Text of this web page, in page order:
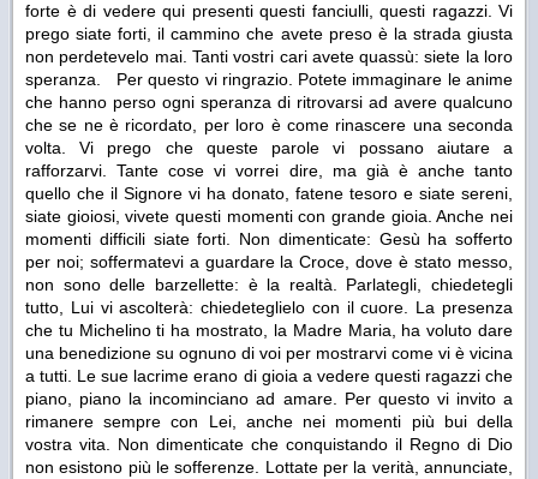
forte è di vedere qui presenti questi fanciulli, questi ragazzi. Vi
prego siate forti, il cammino che avete preso è la strada giusta
non perdetevelo mai. Tanti vostri cari avete quassù: siete la loro
speranza. Per questo vi ringrazio. Potete immaginare le anime
che hanno perso ogni speranza di ritrovarsi ad avere qualcuno
che se ne è ricordato, per loro è come rinascere una seconda
volta. Vi prego che queste parole vi possano aiutare a
rafforzarvi. Tante cose vi vorrei dire, ma già è anche tanto
quello che il Signore vi ha donato, fatene tesoro e siate sereni,
siate gioiosi, vivete questi momenti con grande gioia. Anche nei
momenti difficili siate forti. Non dimenticate: Gesù ha sofferto
per noi; soffermatevi a guardare la Croce, dove è stato messo,
non sono delle barzellette: è la realtà. Parlategli, chiedetegli
tutto, Lui vi ascolterà: chiedeteglielo con il cuore. La presenza
che tu Michelino ti ha mostrato, la Madre Maria, ha voluto dare
una benedizione su ognuno di voi per mostrarvi come vi è vicina
a tutti. Le sue lacrime erano di gioia a vedere questi ragazzi che
piano, piano la incominciano ad amare. Per questo vi invito a
rimanere sempre con Lei, anche nei momenti più bui della
vostra vita. Non dimenticate che conquistando il Regno di Dio
non esistono più le sofferenze. Lottate per la verità, annunciate,